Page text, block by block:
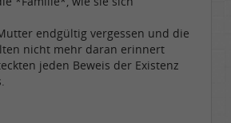
endgültig vergessen und die
nicht mehr daran erinnert
jeden Beweis der Existenz